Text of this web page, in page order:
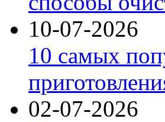
10-07-2026
10 самых
02-07-2026